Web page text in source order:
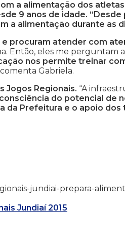
a alimentação dos atletas
9 anos de idade.
a alimentação durante as
procuram atender com
Então, eles me perguntam
nos permite treinar
comenta Gabriela.
Jogos Regionais. “A
do potencial de
da Prefeitura e o apoio dos
jundiai-prepara-
Jundiaí 2015